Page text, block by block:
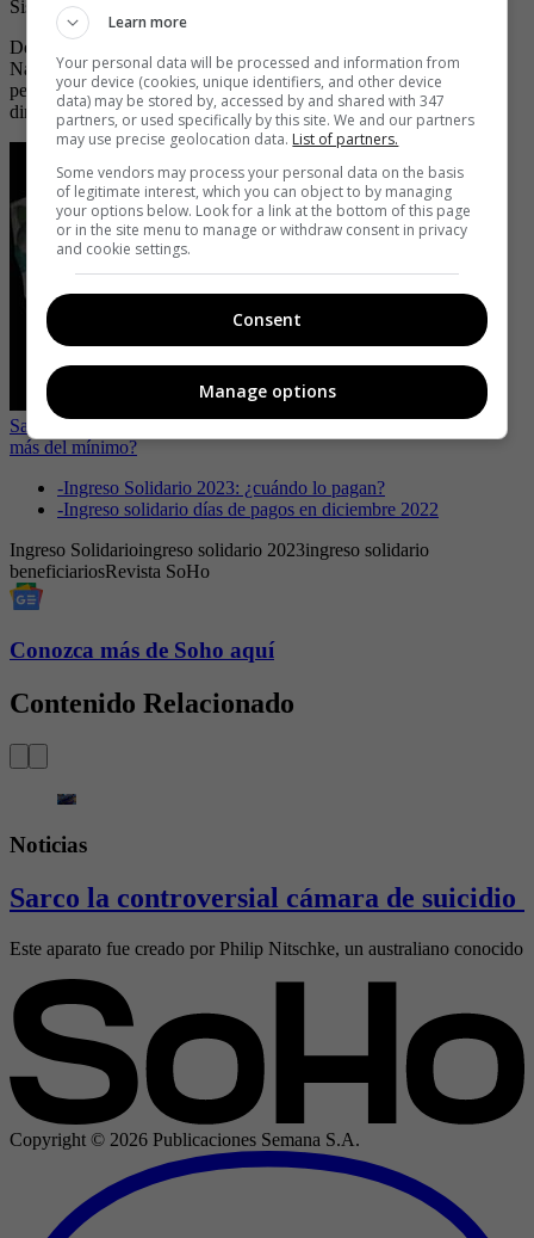
Sisbén IV.
De este modo, si usted es de los beneficiarios, desde el Gobierno
Nacional se comunicarán con usted para darle la información
pertinente y posteriormente el modo en el que será entregado el
dinero.
Salario mínimo 2023: ¿La empresa debe subirme el sueldo si ganó
más del mínimo?
-Ingreso Solidario 2023: ¿cuándo lo pagan?
-Ingreso solidario días de pagos en diciembre 2022
Ingreso Solidarioingreso solidario 2023ingreso solidario
beneficiariosRevista SoHo
Conozca más de Soho aquí
Contenido Relacionado
Noticias
Sarco la controversial cámara de suicidio
Este aparato fue creado por Philip Nitschke, un australiano conocido
Copyright © 2026 Publicaciones Semana S.A.
Learn more
Your personal data will be processed and information from
your device (cookies, unique identifiers, and other device
data) may be stored by, accessed by and shared with 347
partners, or used specifically by this site. We and our partners
may use precise geolocation data. List of partners.
Some vendors may process your personal data on the basis
of legitimate interest, which you can object to by managing
your options below. Look for a link at the bottom of this page
or in the site menu to manage or withdraw consent in privacy
and cookie settings.
Consent
Manage options